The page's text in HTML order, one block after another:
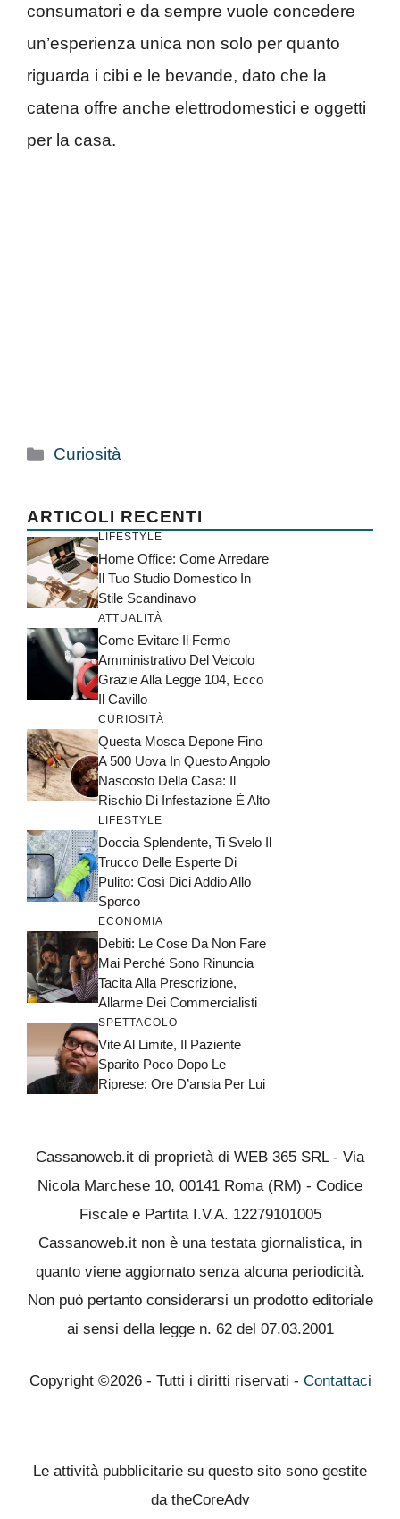
consumatori e da sempre vuole concedere
un’esperienza unica non solo per quanto
riguarda i cibi e le bevande, dato che la
catena offre anche elettrodomestici e oggetti
per la casa.
Categorie
Curiosità
ARTICOLI RECENTI
LIFESTYLE
Home Office: Come Arredare
Il Tuo Studio Domestico In
Stile Scandinavo
ATTUALITÀ
Come Evitare Il Fermo
Amministrativo Del Veicolo
Grazie Alla Legge 104, Ecco
Il Cavillo
CURIOSITÀ
Questa Mosca Depone Fino
A 500 Uova In Questo Angolo
Nascosto Della Casa: Il
Rischio Di Infestazione È Alto
LIFESTYLE
Doccia Splendente, Ti Svelo Il
Trucco Delle Esperte Di
Pulito: Così Dici Addio Allo
Sporco
ECONOMIA
Debiti: Le Cose Da Non Fare
Mai Perché Sono Rinuncia
Tacita Alla Prescrizione,
Allarme Dei Commercialisti
SPETTACOLO
Vite Al Limite, Il Paziente
Sparito Poco Dopo Le
Riprese: Ore D’ansia Per Lui
Cassanoweb.it di proprietà di WEB 365 SRL - Via
Nicola Marchese 10, 00141 Roma (RM) - Codice
Fiscale e Partita I.V.A. 12279101005
Cassanoweb.it non è una testata giornalistica, in
quanto viene aggiornato senza alcuna periodicità.
Non può pertanto considerarsi un prodotto editoriale
ai sensi della legge n. 62 del 07.03.2001
Copyright ©2026 - Tutti i diritti riservati - Contattaci
Le attività pubblicitarie su questo sito sono gestite
da theCoreAdv